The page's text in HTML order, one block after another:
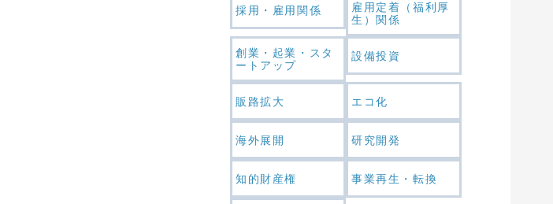
採用・雇用関係
雇用定着（福利厚
生）関係
創業・起業・スタ
ートアップ
設備投資
販路拡大 エコ化
海外展開 研究開発
知的財産権 事業再生・転換